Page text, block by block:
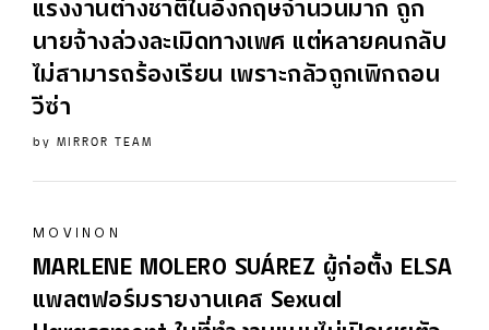
แรงงานต่างชาติในอังกฤษจำนวนมาก ถูก
นายจ้างล่วงละเมิดทางเพศ แต่หลายคนกลับ
ไม่สามารถร้องเรียน เพราะกลัวถูกเพิกถอน
วีซ่า
by MIRROR TEAM
MOVINON
MARLENE MOLERO SUÁREZ ผู้ก่อตั้ง ELSA
แพลตฟอร์มรายงานเคส Sexual